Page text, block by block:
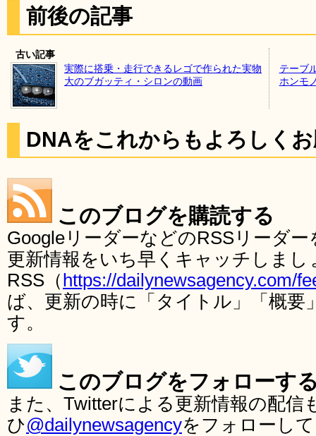
前後の記事
古い記事
実際に搭乗・走行できるレゴで作られた実物
大のブガッティ・シロンの動画
テーブ
ホンモ
DNAをこれからもよろしく
このブログを購読する
GoogleリーダーなどのRSSリーダ
更新情報をいち早くキャッチしま
RSS（ https://dailynewsagency.com/
ば、更新の時に「タイトル」「概要
す。
このブログをフォローす
また、Twitterによる更新情報の配
ひ@dailynewsagencyをフォローし